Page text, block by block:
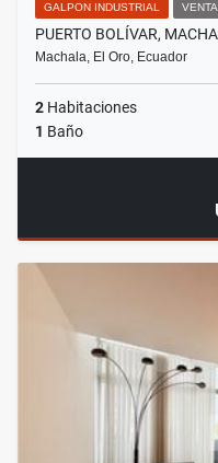
GALPON INDUSTRIAL VENTA
PUERTO BOLÍVAR,
Machala, El Oro, Ecuador
2 Habitaciones
1 Baño